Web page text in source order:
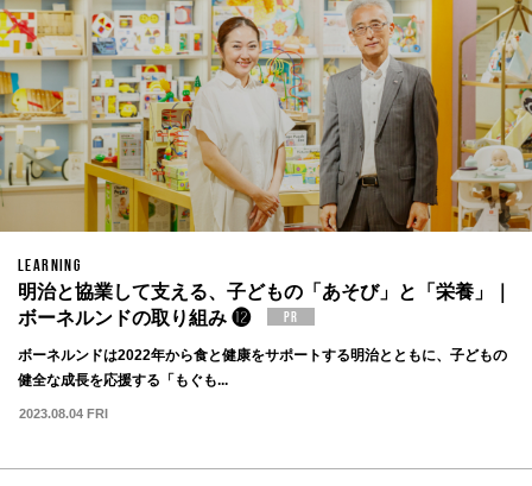
LEARNING
明治と協業して支える、子どもの「あそび」と「栄養」｜
ボーネルンドの取り組み ⓬
ボーネルンドは2022年から食と健康をサポートする明治とともに、子どもの
健全な成長を応援する「もぐも...
2023.08.04 FRI